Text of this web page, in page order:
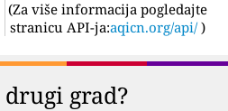
(Za više informacija pogledajte
stranicu API-ja:aqicn.org/api/ )
grad?